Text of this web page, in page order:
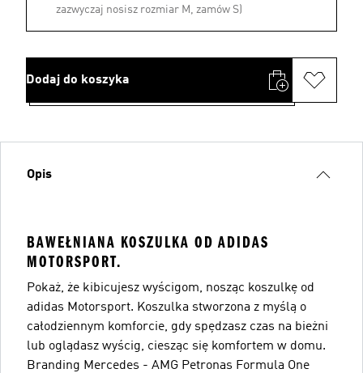
zazwyczaj nosisz rozmiar M, zamów S)
Dodaj do koszyka
Opis
BAWEŁNIANA KOSZULKA OD ADIDAS
MOTORSPORT.
Pokaż, że kibicujesz wyścigom, nosząc koszulkę od
adidas Motorsport. Koszulka stworzona z myślą o
całodziennym komforcie, gdy spędzasz czas na bieżni
lub oglądasz wyścig, ciesząc się komfortem w domu.
Branding Mercedes - AMG Petronas Formula One